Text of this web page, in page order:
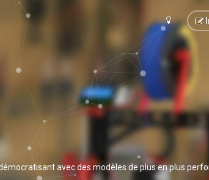
avec des modèles de plus en plus